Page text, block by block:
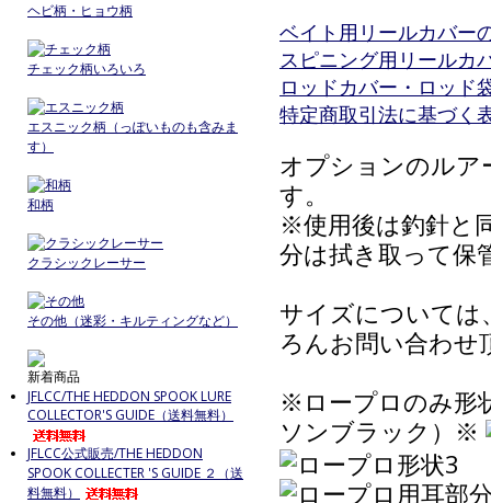
ベイト用リールカバー
スピニング用リールカ
ロッドカバー・ロッド
特定商取引法に基づく
オプションのルア
す。
※使用後は釣針と
分は拭き取って保
サイズについては
ろんお問い合わせ
※ロープロのみ形
ソンブラック）※
ヘビ柄・ヒョウ柄
チェック柄いろいろ
エスニック柄（っぽいものも含みま
す）
和柄
クラシックレーサー
その他（迷彩・キルティングなど）
新着商品
JFLCC/THE HEDDON SPOOK LURE
COLLECTOR'S GUIDE（送料無料）
JFLCC公式販売/THE HEDDON
SPOOK COLLECTER 'S GUIDE ２（送
料無料）